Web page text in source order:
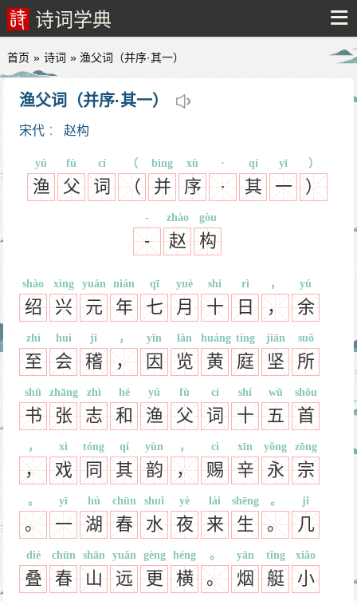
诗词学典
首页 » 诗词 » 渔父词（并序·其一）
渔父词（并序·其一）
宋代 ：赵构
渔
yú
父
fù
词
cí
（
（
并
bìng
序
xù
·
·
其
qí
一
yī
）
）
-
-
赵
zhào
构
gòu
绍
shào
兴
xìng
元
yuán
年
nián
七
qī
月
yuè
十
shí
日
rì
，
，
余
yú
至
zhì
会
huì
稽
jī
，
，
因
yīn
览
lǎn
黄
huáng
庭
tíng
坚
jiān
所
suǒ
书
shū
张
zhāng
志
zhì
和
hé
渔
yú
父
fù
词
cí
十
shí
五
wǔ
首
shǒu
，
，
戏
xì
同
tóng
其
qí
韵
yùn
，
，
赐
cì
辛
xīn
永
yǒng
宗
zōng
。
。
一
yī
湖
hú
春
chūn
水
shuǐ
夜
yè
来
lái
生
shēng
。
。
几
jǐ
叠
dié
春
chūn
山
shān
远
yuǎn
更
gèng
横
héng
。
。
烟
yān
艇
tǐng
小
xiǎo